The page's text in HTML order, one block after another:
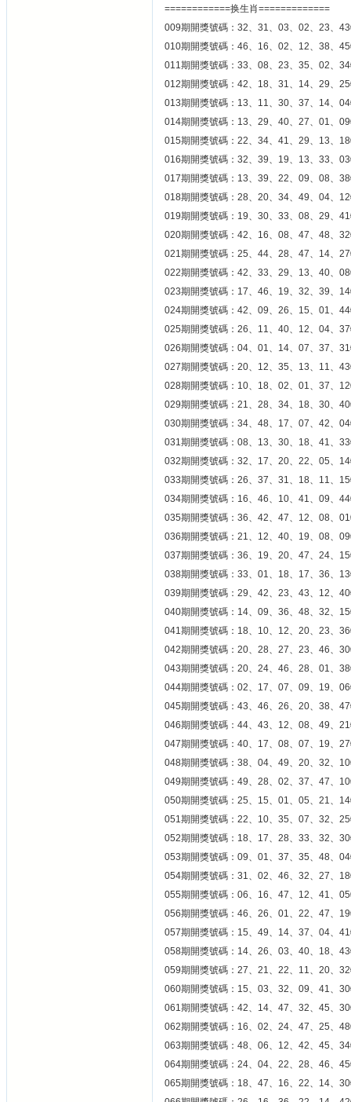
============换生肖=============
009期開獎號碼：32、31、03、02、23、
010期開獎號碼：46、16、02、12、38、
011期開獎號碼：33、08、23、35、02、
012期開獎號碼：42、18、31、14、29、
013期開獎號碼：13、11、30、37、14、
014期開獎號碼：13、29、40、27、01、
015期開獎號碼：22、34、41、29、13、
016期開獎號碼：32、39、19、13、33、
017期開獎號碼：13、39、22、09、08、
018期開獎號碼：28、20、34、49、04、
019期開獎號碼：19、30、33、08、29、
020期開獎號碼：42、16、08、47、48、
021期開獎號碼：25、44、28、47、14、
022期開獎號碼：42、33、29、13、40、
023期開獎號碼：17、46、19、32、39、
024期開獎號碼：42、09、26、15、01、
025期開獎號碼：26、11、40、12、04、
026期開獎號碼：04、01、14、07、37、
027期開獎號碼：20、12、35、13、11、
028期開獎號碼：10、18、02、01、37、
029期開獎號碼：21、28、34、18、30、
030期開獎號碼：34、48、17、07、42、
031期開獎號碼：08、13、30、18、41、
032期開獎號碼：32、17、20、22、05、
033期開獎號碼：26、37、31、18、11、
034期開獎號碼：16、46、10、41、09、
035期開獎號碼：36、42、47、12、08、
036期開獎號碼：21、12、40、19、08、
037期開獎號碼：36、19、20、47、24、
038期開獎號碼：33、01、18、17、36、
039期開獎號碼：29、42、23、43、12、
040期開獎號碼：14、09、36、48、32、
041期開獎號碼：18、10、12、20、23、
042期開獎號碼：20、28、27、23、46、
043期開獎號碼：20、24、46、28、01、
044期開獎號碼：02、17、07、09、19、
045期開獎號碼：43、46、26、20、38、
046期開獎號碼：44、43、12、08、49、
047期開獎號碼：40、17、08、07、19、
048期開獎號碼：38、04、49、20、32、
049期開獎號碼：49、28、02、37、47、
050期開獎號碼：25、15、01、05、21、
051期開獎號碼：22、10、35、07、32、
052期開獎號碼：18、17、28、33、32、
053期開獎號碼：09、01、37、35、48、
054期開獎號碼：31、02、46、32、27、
055期開獎號碼：06、16、47、12、41、
056期開獎號碼：46、26、01、22、47、
057期開獎號碼：15、49、14、37、04、
058期開獎號碼：14、26、03、40、18、
059期開獎號碼：27、21、22、11、20、
060期開獎號碼：15、03、32、09、41、
061期開獎號碼：42、14、47、32、45、
062期開獎號碼：16、02、24、47、25、
063期開獎號碼：48、06、12、42、45、
064期開獎號碼：24、04、22、28、46、
065期開獎號碼：18、47、16、22、14、